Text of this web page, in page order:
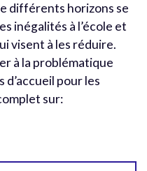
différents horizons se
inégalités à l’école et
visent à les réduire.
à la problématique
pour les
sur: